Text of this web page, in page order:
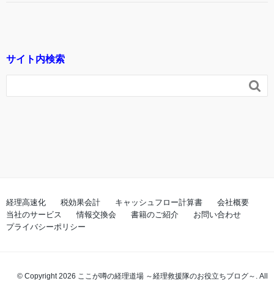
サイト内検索

経理高速化 税効果会計 キャッシュフロー計算書
会社概要
当社のサービス
情報交換会 書籍のご紹介
お問い合わせ
プライバシーポリシー
© Copyright 2026 ここが噂の経理道場 ～経理救援隊のお役立ちブログ～. All